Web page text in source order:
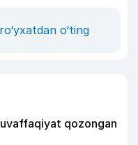
ro‘yxatdan o‘ting
qozongan